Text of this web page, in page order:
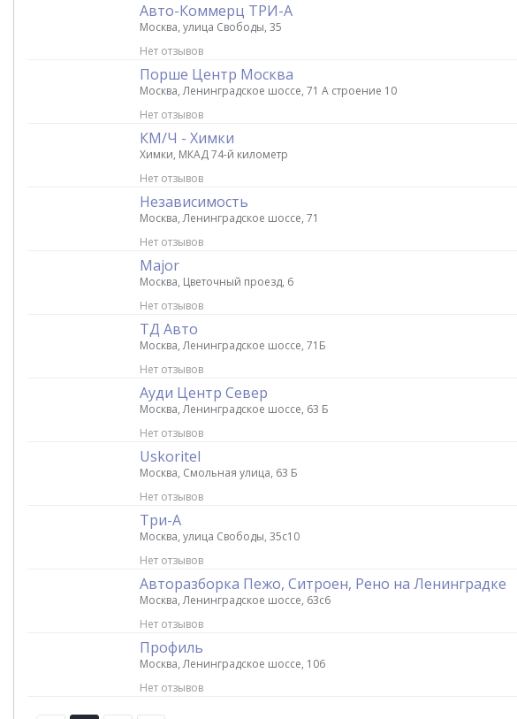
Авто-Коммерц ТРИ-А
Москва, улица Свободы, 35
Нет отзывов
Порше Центр Москва
Москва, Ленинградское шоссе, 71 А строение 10
Нет отзывов
КМ/Ч - Химки
Химки, МКАД 74-й километр
Нет отзывов
Независимость
Москва, Ленинградское шоссе, 71
Нет отзывов
Major
Москва, Цветочный проезд, 6
Нет отзывов
ТД Авто
Москва, Ленинградское шоссе, 71Б
Нет отзывов
Ауди Центр Север
Москва, Ленинградское шоссе, 63 Б
Нет отзывов
Uskoritel
Москва, Смольная улица, 63 Б
Нет отзывов
Три-А
Москва, улица Свободы, 35с10
Нет отзывов
Авторазборка Пежо, Ситроен, Рено на Ленинградке
Москва, Ленинградское шоссе, 63с6
Нет отзывов
Профиль
Москва, Ленинградское шоссе, 106
Нет отзывов